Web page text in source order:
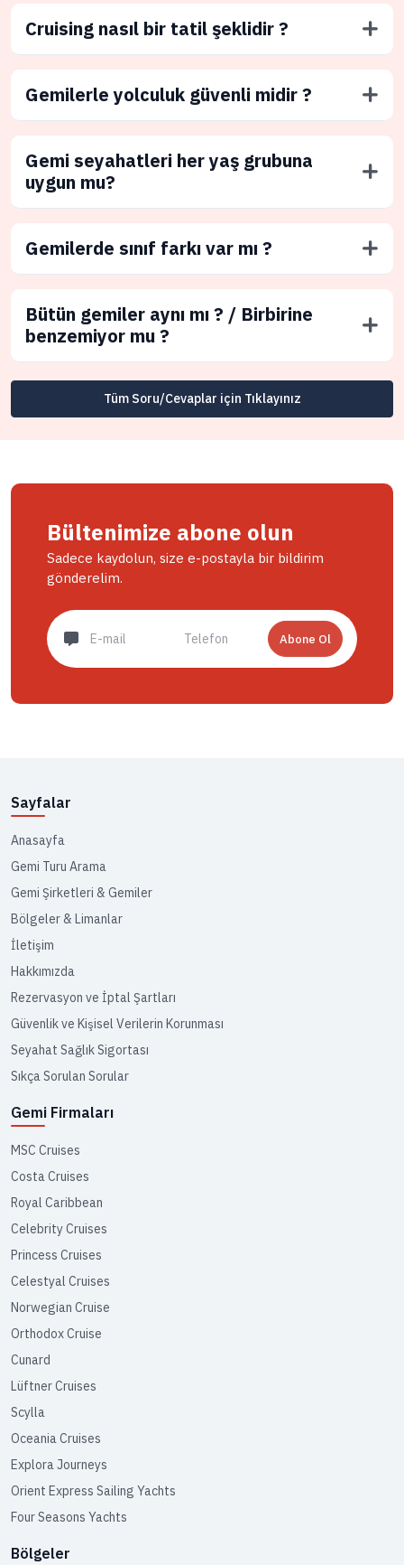
Cruising nasıl bir tatil şeklidir ?
Gemilerle yolculuk güvenli midir ?
Gemi seyahatleri her yaş grubuna
uygun mu?
Gemilerde sınıf farkı var mı ?
Bütün gemiler aynı mı ? / Birbirine
benzemiyor mu ?
Tüm Soru/Cevaplar için Tıklayınız
Bültenimize abone olun
Sadece kaydolun, size e-postayla bir bildirim
gönderelim.
Abone Ol
Sayfalar
Anasayfa
Gemi Turu Arama
Gemi Şirketleri & Gemiler
Bölgeler & Limanlar
İletişim
Hakkımızda
Rezervasyon ve İptal Şartları
Güvenlik ve Kişisel Verilerin Korunması
Seyahat Sağlık Sigortası
Sıkça Sorulan Sorular
Gemi Firmaları
MSC Cruises
Costa Cruises
Royal Caribbean
Celebrity Cruises
Princess Cruises
Celestyal Cruises
Norwegian Cruise
Orthodox Cruise
Cunard
Lüftner Cruises
Scylla
Oceania Cruises
Explora Journeys
Orient Express Sailing Yachts
Four Seasons Yachts
Bölgeler